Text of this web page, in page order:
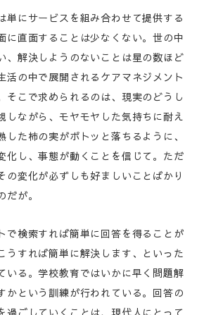
にサービスを組み合わせて提供する
に直面することは少なくない。世の中
、解決しようのないことは星の数ほど
活の中で展開されるケアマネジメント
そこで求められるのは、現実のどうし
しながら、モヤモヤした気持ちに耐え
した柿の実がポトッと落ちるように、
化し、事態が動くことを信じて。ただ
の変化が必ずしも好ましいことばかり
が。
で検索すれば簡単に回答を得ることが
うすれば簡単に解決します、といった
いる。学校教育ではいかに早く問題解
かという訓練が行われている。回答の
過ごしていくことは、現代人にとって